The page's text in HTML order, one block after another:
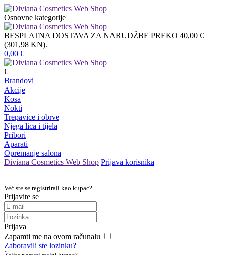
Osnovne kategorije
BESPLATNA DOSTAVA ZA NARUDŽBE PREKO 40,00 €
(301,98 KN).
0,00 €
€
Brandovi
Akcije
Kosa
Nokti
Trepavice i obrve
Njega lica i tijela
Pribori
Aparati
Opremanje salona
Diviana Cosmetics Web Shop Prijava korisnika
Već ste se registrirali kao kupac?
Prijavite se
Prijava
Zapamti me na ovom računalu
Zaboravili ste lozinku?